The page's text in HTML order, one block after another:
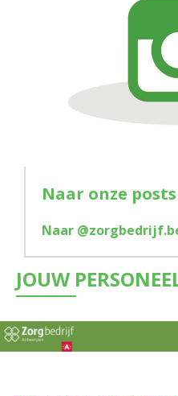
Naar onze
Naar
JOUW